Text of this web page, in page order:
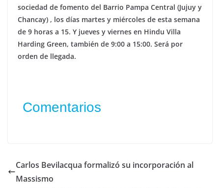
sociedad de fomento del Barrio Pampa Central (Jujuy y
Chancay) , los días martes y miércoles de esta semana
de 9 horas a 15. Y jueves y viernes en Hindu Villa
Harding Green, también de 9:00 a 15:00. Será por
orden de llegada.
Comentarios
Carlos Bevilacqua formalizó su incorporación al
Massismo